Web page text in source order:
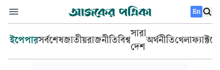
En
ইপেপারসর্বশেষজাতীয়রাজনীতিবিশ্ব
সারা
দেশ
অর্থনীতিখেলা